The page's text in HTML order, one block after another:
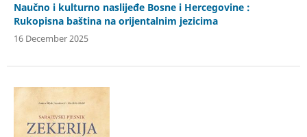
Naučno i kulturno naslijeđe Bosne i Hercegovine :
Rukopisna baština na orijentalnim jezicima
16 December 2025